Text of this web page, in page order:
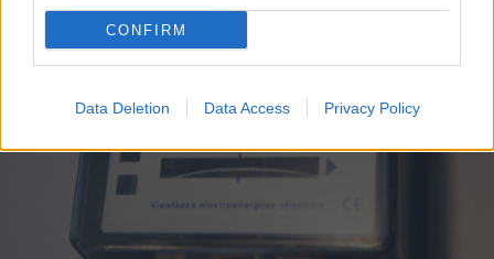
CONFIRM
Data Deletion Data Access Privacy Policy